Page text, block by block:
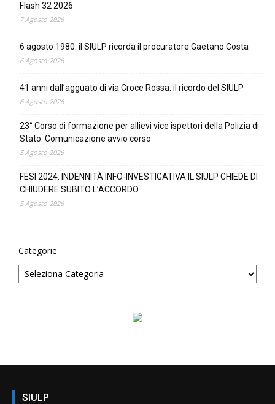
Flash 32 2026
7 Agosto 2026
6 agosto 1980: il SIULP ricorda il procuratore Gaetano Costa
6 Agosto 2026
41 anni dall’agguato di via Croce Rossa: il ricordo del SIULP
6 Agosto 2026
23° Corso di formazione per allievi vice ispettori della Polizia di
Stato. Comunicazione avvio corso
5 Agosto 2026
FESI 2024: INDENNITÀ INFO-INVESTIGATIVA IL SIULP CHIEDE DI
CHIUDERE SUBITO L’ACCORDO
5 Agosto 2026
Categorie
SIULP